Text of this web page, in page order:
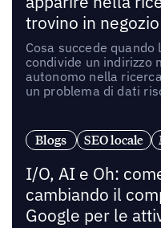
trovino in negozio
Cosa succede
condivide un indirizzo
autonomo nella
un problema di dati
Blogs SEO locale
I/O, AI e Oh:
cambiando il
Google per le